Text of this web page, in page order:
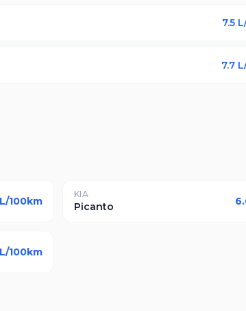
7.5
7.7
L/100km
KIA
Picanto
L/100km